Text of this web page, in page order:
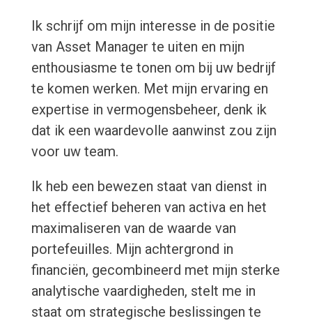
Ik schrijf om mijn interesse in de positie
van Asset Manager te uiten en mijn
enthousiasme te tonen om bij uw bedrijf
te komen werken. Met mijn ervaring en
expertise in vermogensbeheer, denk ik
dat ik een waardevolle aanwinst zou zijn
voor uw team.
Ik heb een bewezen staat van dienst in
het effectief beheren van activa en het
maximaliseren van de waarde van
portefeuilles. Mijn achtergrond in
financiën, gecombineerd met mijn sterke
analytische vaardigheden, stelt me in
staat om strategische beslissingen te